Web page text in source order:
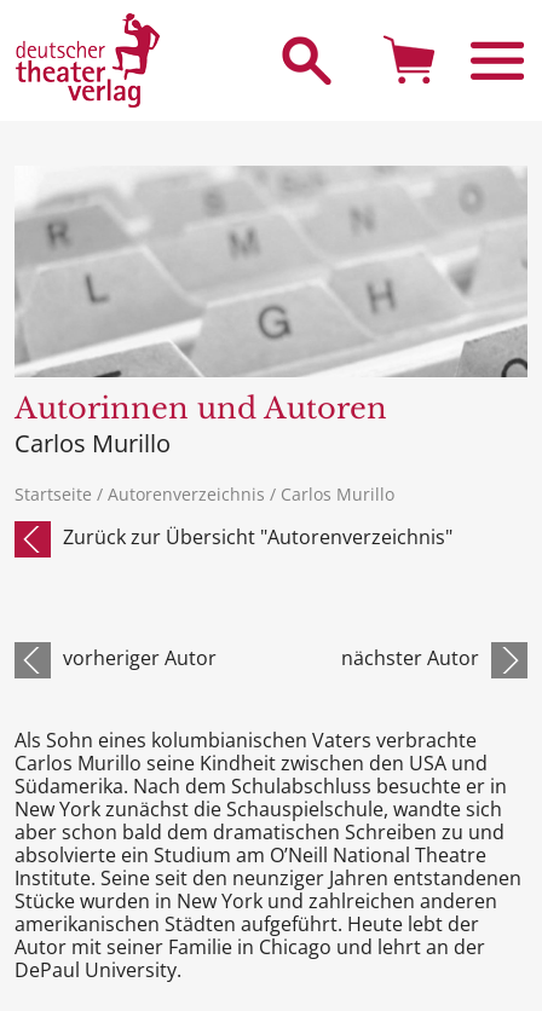
Autorinnen und Autoren
Carlos Murillo
Startseite / Autorenverzeichnis / Carlos Murillo
Zurück zur Übersicht "Autorenverzeichnis"
vorheriger Autor nächster Autor
Als Sohn eines kolumbianischen Vaters verbrachte
Carlos Murillo seine Kindheit zwischen den USA und
Südamerika. Nach dem Schulabschluss besuchte er in
New York zunächst die Schauspielschule, wandte sich
aber schon bald dem dramatischen Schreiben zu und
absolvierte ein Studium am O’Neill National Theatre
Institute. Seine seit den neunziger Jahren entstandenen
Stücke wurden in New York und zahlreichen anderen
amerikanischen Städten aufgeführt. Heute lebt der
Autor mit seiner Familie in Chicago und lehrt an der
DePaul University.